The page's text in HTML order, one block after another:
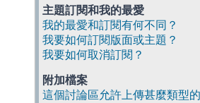
主題訂閱和我的最愛
我的最愛和訂閱有何不同？
我要如何訂閱版面或主題？
我要如何取消訂閱？
附加檔案
這個討論區允許上傳甚麼類型